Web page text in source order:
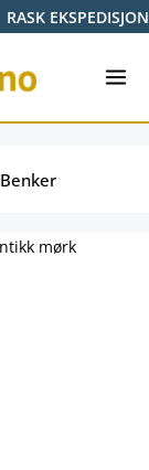
RASK EKSPEDISJON
Benker